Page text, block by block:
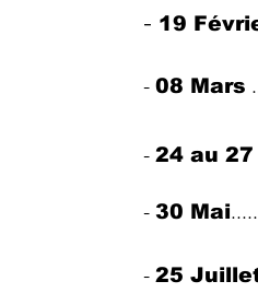
- 19
​- 08 Mars
​- 24 au
- 30 Mai
- 25